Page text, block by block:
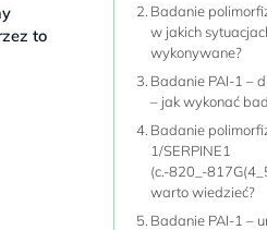
to
Badanie
w jakich
wykonywane?
Badanie PAI-1 –
– jak wykonać
Badanie
1/SERPINE1
(c.-820_-
warto wiedzieć?
Badanie PAI-1 –